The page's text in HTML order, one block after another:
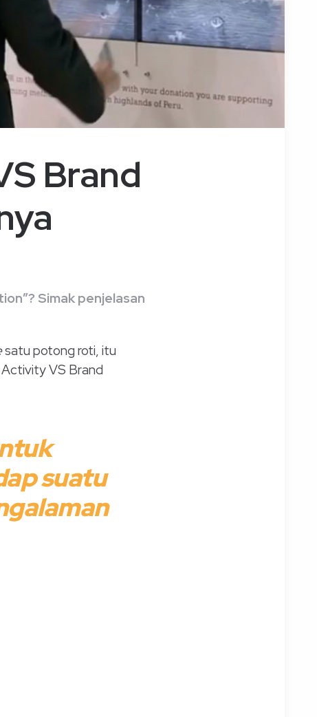
Brand
Simak penjelasan
satu potong roti, itu
VS Brand
suatu